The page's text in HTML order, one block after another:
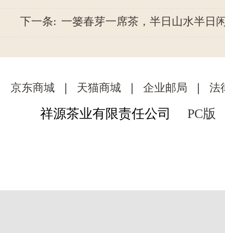
下一条: 一篓春芽一席茶，半日山水半日
京东商城 ｜ 天猫商城 ｜ 企业邮局 ｜ 法
祥源茶业有限责任公司 PC版